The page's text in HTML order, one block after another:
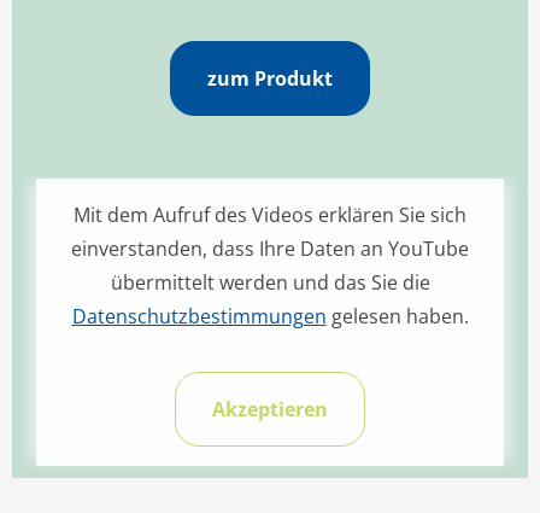
zum Produkt
Mit dem Aufruf des Videos erklären Sie sich
einverstanden, dass Ihre Daten an YouTube
übermittelt werden und das Sie die
Datenschutzbestimmungen gelesen haben.
Akzeptieren